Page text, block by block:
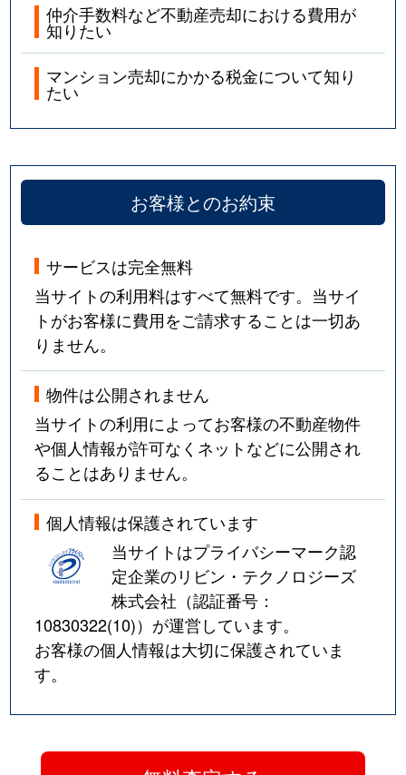
仲介手数料など不動産売却における費用が
知りたい
マンション売却にかかる税金について知り
たい
お客様とのお約束
サービスは完全無料
当サイトの利用料はすべて無料です。当サイ
トがお客様に費用をご請求することは一切あ
りません。
物件は公開されません
当サイトの利用によってお客様の不動産物件
や個人情報が許可なくネットなどに公開され
ることはありません。
個人情報は保護されています
当サイトはプライバシーマーク認
定企業のリビン・テクノロジーズ
株式会社（認証番号：
10830322(10)）が運営しています。
お客様の個人情報は大切に保護されていま
す。